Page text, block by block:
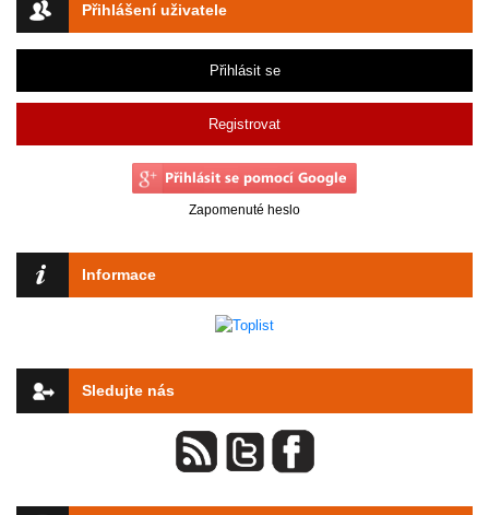
Přihlášení uživatele
Přihlásit se
Registrovat
Zapomenuté heslo
Informace
Sledujte nás